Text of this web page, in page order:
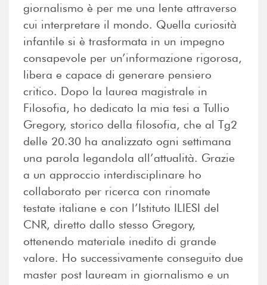
giornalismo è per me una lente attraverso
cui interpretare il mondo. Quella curiosità
infantile si è trasformata in un impegno
consapevole per un’informazione rigorosa,
libera e capace di generare pensiero
critico. Dopo la laurea magistrale in
Filosofia, ho dedicato la mia tesi a Tullio
Gregory, storico della filosofia, che al Tg2
delle 20.30 ha analizzato ogni settimana
una parola legandola all’attualità. Grazie
a un approccio interdisciplinare ho
collaborato per ricerca con rinomate
testate italiane e con l’Istituto ILIESI del
CNR, diretto dallo stesso Gregory,
ottenendo materiale inedito di grande
valore. Ho successivamente conseguito due
master post lauream in giornalismo e un